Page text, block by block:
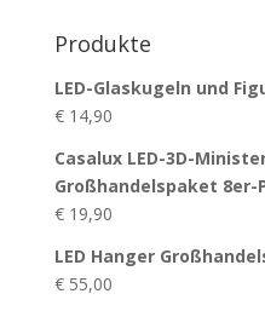
Produkte
LED-Glaskugeln und
€14,90
Casalux LED-3D-
Großhandelspaket 8er-
€19,90
LED Hanger
€55,00